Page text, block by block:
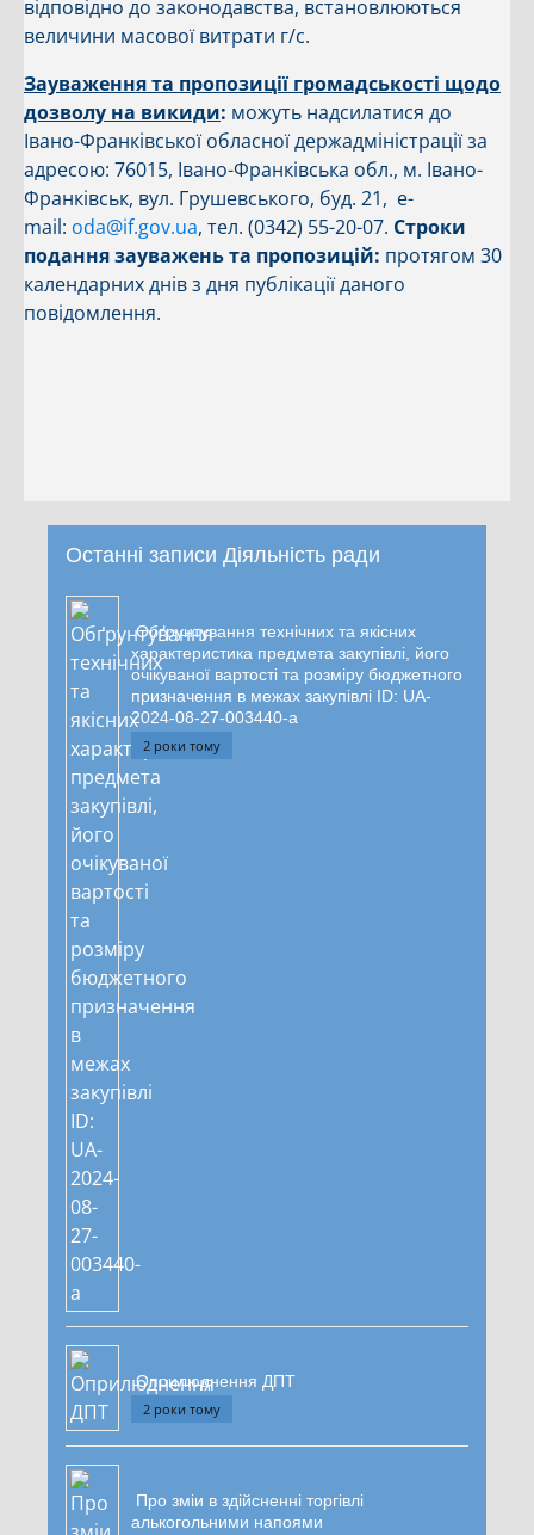
відповідно до законодавства, встановлюються
величини масової витрати г/с.
Зауваження та пропозиції громадськості щодо
дозволу на викиди: можуть надсилатися до
Івано-Франківської обласної держадміністрації за
адресою: 76015, Івано-Франківська обл., м. Івано-
Франківськ, вул. Грушевського, буд. 21, e-
mail: oda@if.gov.ua, тел. (0342) 55-20-07. Строки
подання зауважень та пропозицій: протягом 30
календарних днів з дня публікації даного
повідомлення.
Останні записи Діяльність ради
Обґрунтування технічних та якісних
характеристика предмета закупівлі, його
очікуваної вартості та розміру бюджетного
призначення в межах закупівлі ID: UA-
2024-08-27-003440-a
2 роки тому
Оприлюднення ДПТ
2 роки тому
Про зміи в здійсненні торгівлі
алькогольними напоями